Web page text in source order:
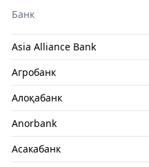
Банк
Asia Alliance Bank
Агробанк
Алоқабанк
Anorbank
Асакабанк